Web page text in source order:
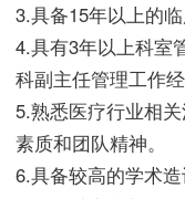
3.具备15年以上的
4.具有3年以上科室
科副主任管理工作经
5.熟悉医疗行业相
素质和团队精神。
6.具备较高的学术